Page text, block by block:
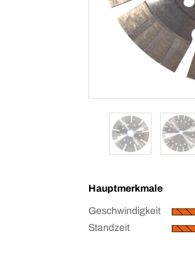
Hauptmerkmale
Geschwindigkeit
Standzeit